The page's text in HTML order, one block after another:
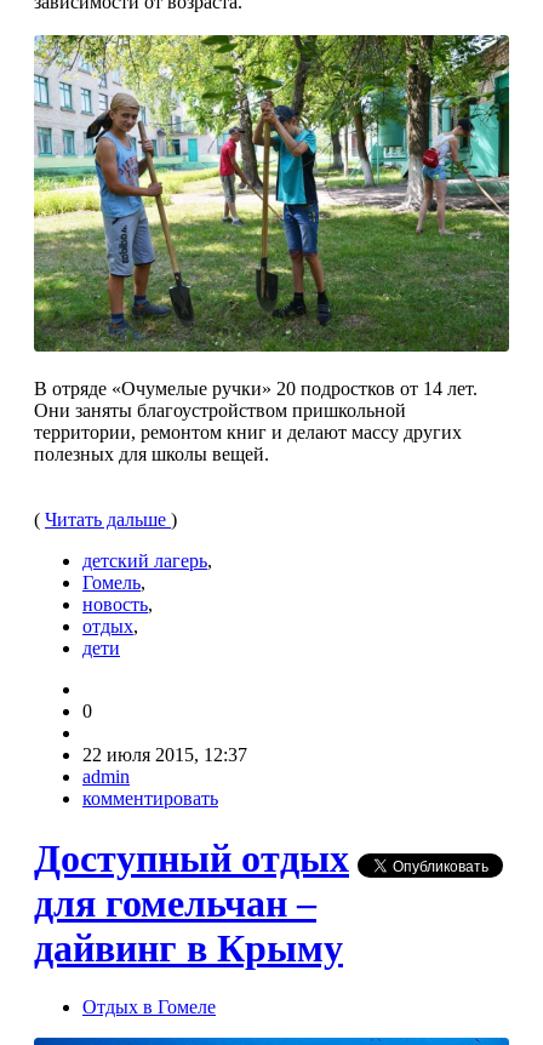
В отряде «Очумелые ручки» 20 подростков от 14 лет.
Они заня­ты благоустройством пришколь­ной
территории, ремонтом книг и делают массу других
полезных для школы вещей.
( Читать дальше )
детский лагерь,
Гомель,
новость,
отдых,
дети
0
22 июля 2015, 12:37
admin
комментировать
Доступный отдых
для гомельчан –
дайвинг в Крыму
Отдых в Гомеле